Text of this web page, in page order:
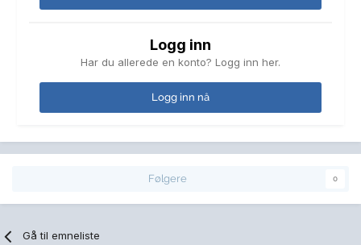
Logg inn
Har du allerede en konto? Logg inn her.
Logg inn nå
Følgere 0
Gå til emneliste